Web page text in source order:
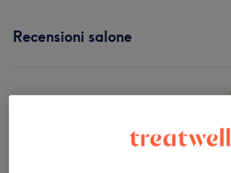
Recensioni salone
-.-